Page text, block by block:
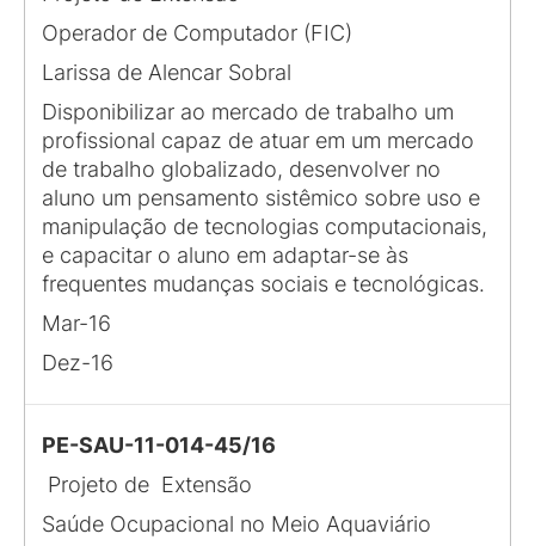
Operador de Computador (FIC)
Larissa de Alencar Sobral
Disponibilizar ao mercado de trabalho um
profissional capaz de atuar em um mercado
de trabalho globalizado, desenvolver no
aluno um pensamento sistêmico sobre uso e
manipulação de tecnologias computacionais,
e capacitar o aluno em adaptar-se às
frequentes mudanças sociais e tecnológicas.
Mar-16
Dez-16
PE-SAU-11-014-45/16
Projeto de Extensão
Saúde Ocupacional no Meio Aquaviário